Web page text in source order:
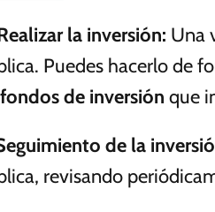
la inversión: Una
Puedes hacerlo de
fondos de inversión que
de la
revisando